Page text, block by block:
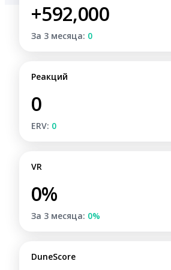
+592,000
За 3 месяца: 0
Реакций
0
ERV: 0
VR
0%
За 3 месяца: 0%
DuneScore